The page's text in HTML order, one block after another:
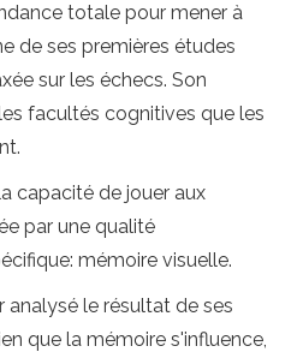
totale pour mener à
de ses premières études
sur les échecs. Son
facultés cognitives que les
capacité de jouer aux
par une qualité
mémoire visuelle.
analysé le résultat de ses
que la mémoire s'influence,